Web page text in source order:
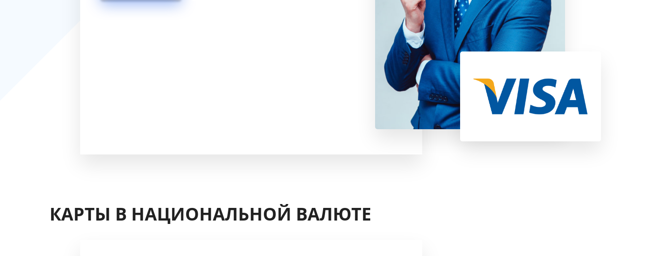
КАРТЫ В НАЦИОНАЛЬНОЙ ВАЛЮТЕ